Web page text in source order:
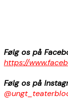
Følg os på
https://
Følg os på